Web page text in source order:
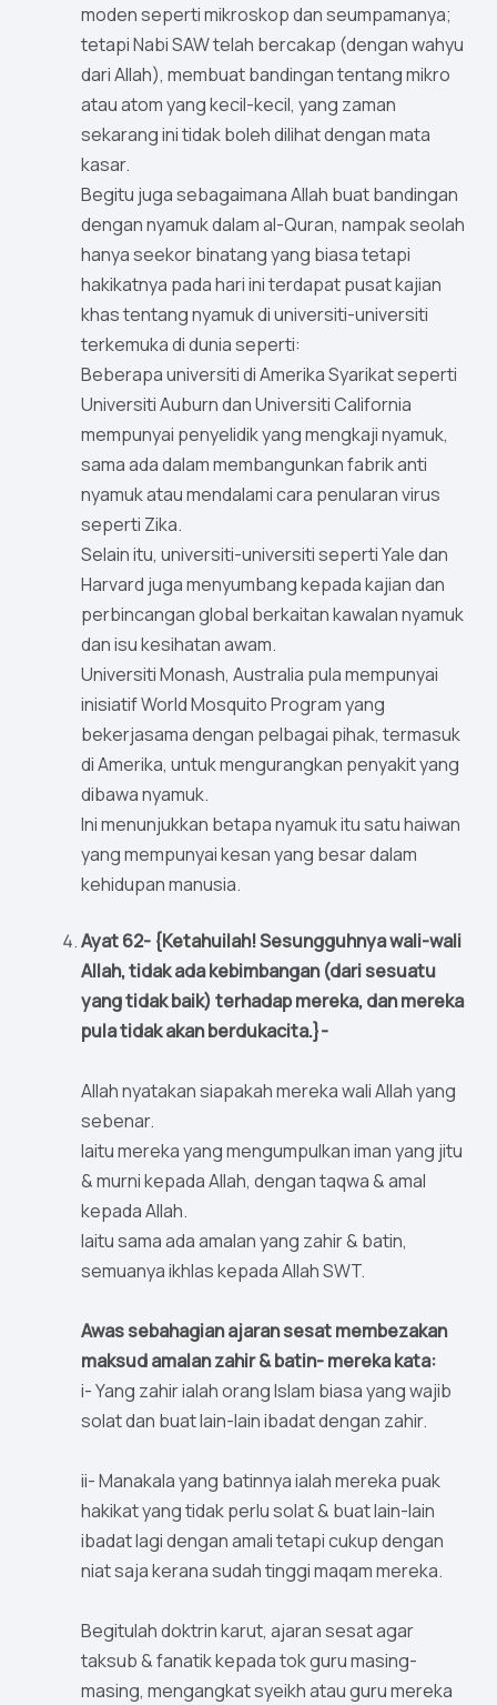
moden seperti mikroskop dan seumpamanya;
tetapi Nabi SAW telah bercakap (dengan wahyu
dari Allah), membuat bandingan tentang mikro
atau atom yang kecil-kecil, yang zaman
sekarang ini tidak boleh dilihat dengan mata
kasar.
Begitu juga sebagaimana Allah buat bandingan
dengan nyamuk dalam al-Quran, nampak seolah
hanya seekor binatang yang biasa tetapi
hakikatnya pada hari ini terdapat pusat kajian
khas tentang nyamuk di universiti-universiti
terkemuka di dunia seperti:
Beberapa universiti di Amerika Syarikat seperti
Universiti Auburn dan Universiti California
mempunyai penyelidik yang mengkaji nyamuk,
sama ada dalam membangunkan fabrik anti
nyamuk atau mendalami cara penularan virus
seperti Zika.
Selain itu, universiti-universiti seperti Yale dan
Harvard juga menyumbang kepada kajian dan
perbincangan global berkaitan kawalan nyamuk
dan isu kesihatan awam.
Universiti Monash, Australia pula mempunyai
inisiatif World Mosquito Program yang
bekerjasama dengan pelbagai pihak, termasuk
di Amerika, untuk mengurangkan penyakit yang
dibawa nyamuk.
Ini menunjukkan betapa nyamuk itu satu haiwan
yang mempunyai kesan yang besar dalam
kehidupan manusia.
Ayat 62- {Ketahuilah! Sesungguhnya wali-wali
Allah, tidak ada kebimbangan (dari sesuatu
yang tidak baik) terhadap mereka, dan mereka
pula tidak akan berdukacita.}-
Allah nyatakan siapakah mereka wali Allah yang
sebenar.
Iaitu mereka yang mengumpulkan iman yang jitu
& murni kepada Allah, dengan taqwa & amal
kepada Allah.
Iaitu sama ada amalan yang zahir & batin,
semuanya ikhlas kepada Allah SWT.
Awas sebahagian ajaran sesat membezakan
maksud amalan zahir & batin- mereka kata:
i- Yang zahir ialah orang Islam biasa yang wajib
solat dan buat lain-lain ibadat dengan zahir.
ii- Manakala yang batinnya ialah mereka puak
hakikat yang tidak perlu solat & buat lain-lain
ibadat lagi dengan amali tetapi cukup dengan
niat saja kerana sudah tinggi maqam mereka.
Begitulah doktrin karut, ajaran sesat agar
taksub & fanatik kepada tok guru masing-
masing, mengangkat syeikh atau guru mereka